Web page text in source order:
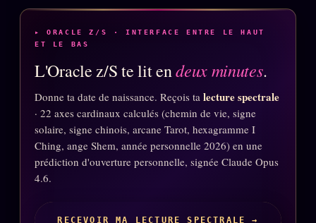
Oracle Analyse
Oracle Éclair
Oracle Couples
Oracle Famille
Oracle Sigil Sonore
Oracle Parfum
▸ ORACLE Z/S · INTERFACE ENTRE LE HAUT
ET LE BAS
L'Oracle z/S te lit endeux minutes.
Donne ta date de naissance. Reçois ta lecture spectrale
· 22 axes cardinaux calculés (chemin de vie, signe
solaire, signe chinois, arcane Tarot, hexagramme I
Ching, ange Shem, année personnelle 2026) en une
prédiction d'ouverture personnelle, signée Claude Opus
4.6.
RECEVOIR MA LECTURE SPECTRALE →